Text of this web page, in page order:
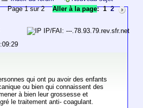
Page 1 sur 2Aller à la page: 1 2
IP/FAI: ---.78.93.79.rev.sfr.net
qui ont pu avoir des enfants
ou bien qui connaissent des
à bien leur grossesse et
le traitement anti- coagulant.